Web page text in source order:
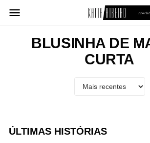
para
BLUSINHA DE
CURTA
ÚLTIMAS HISTÓRIAS